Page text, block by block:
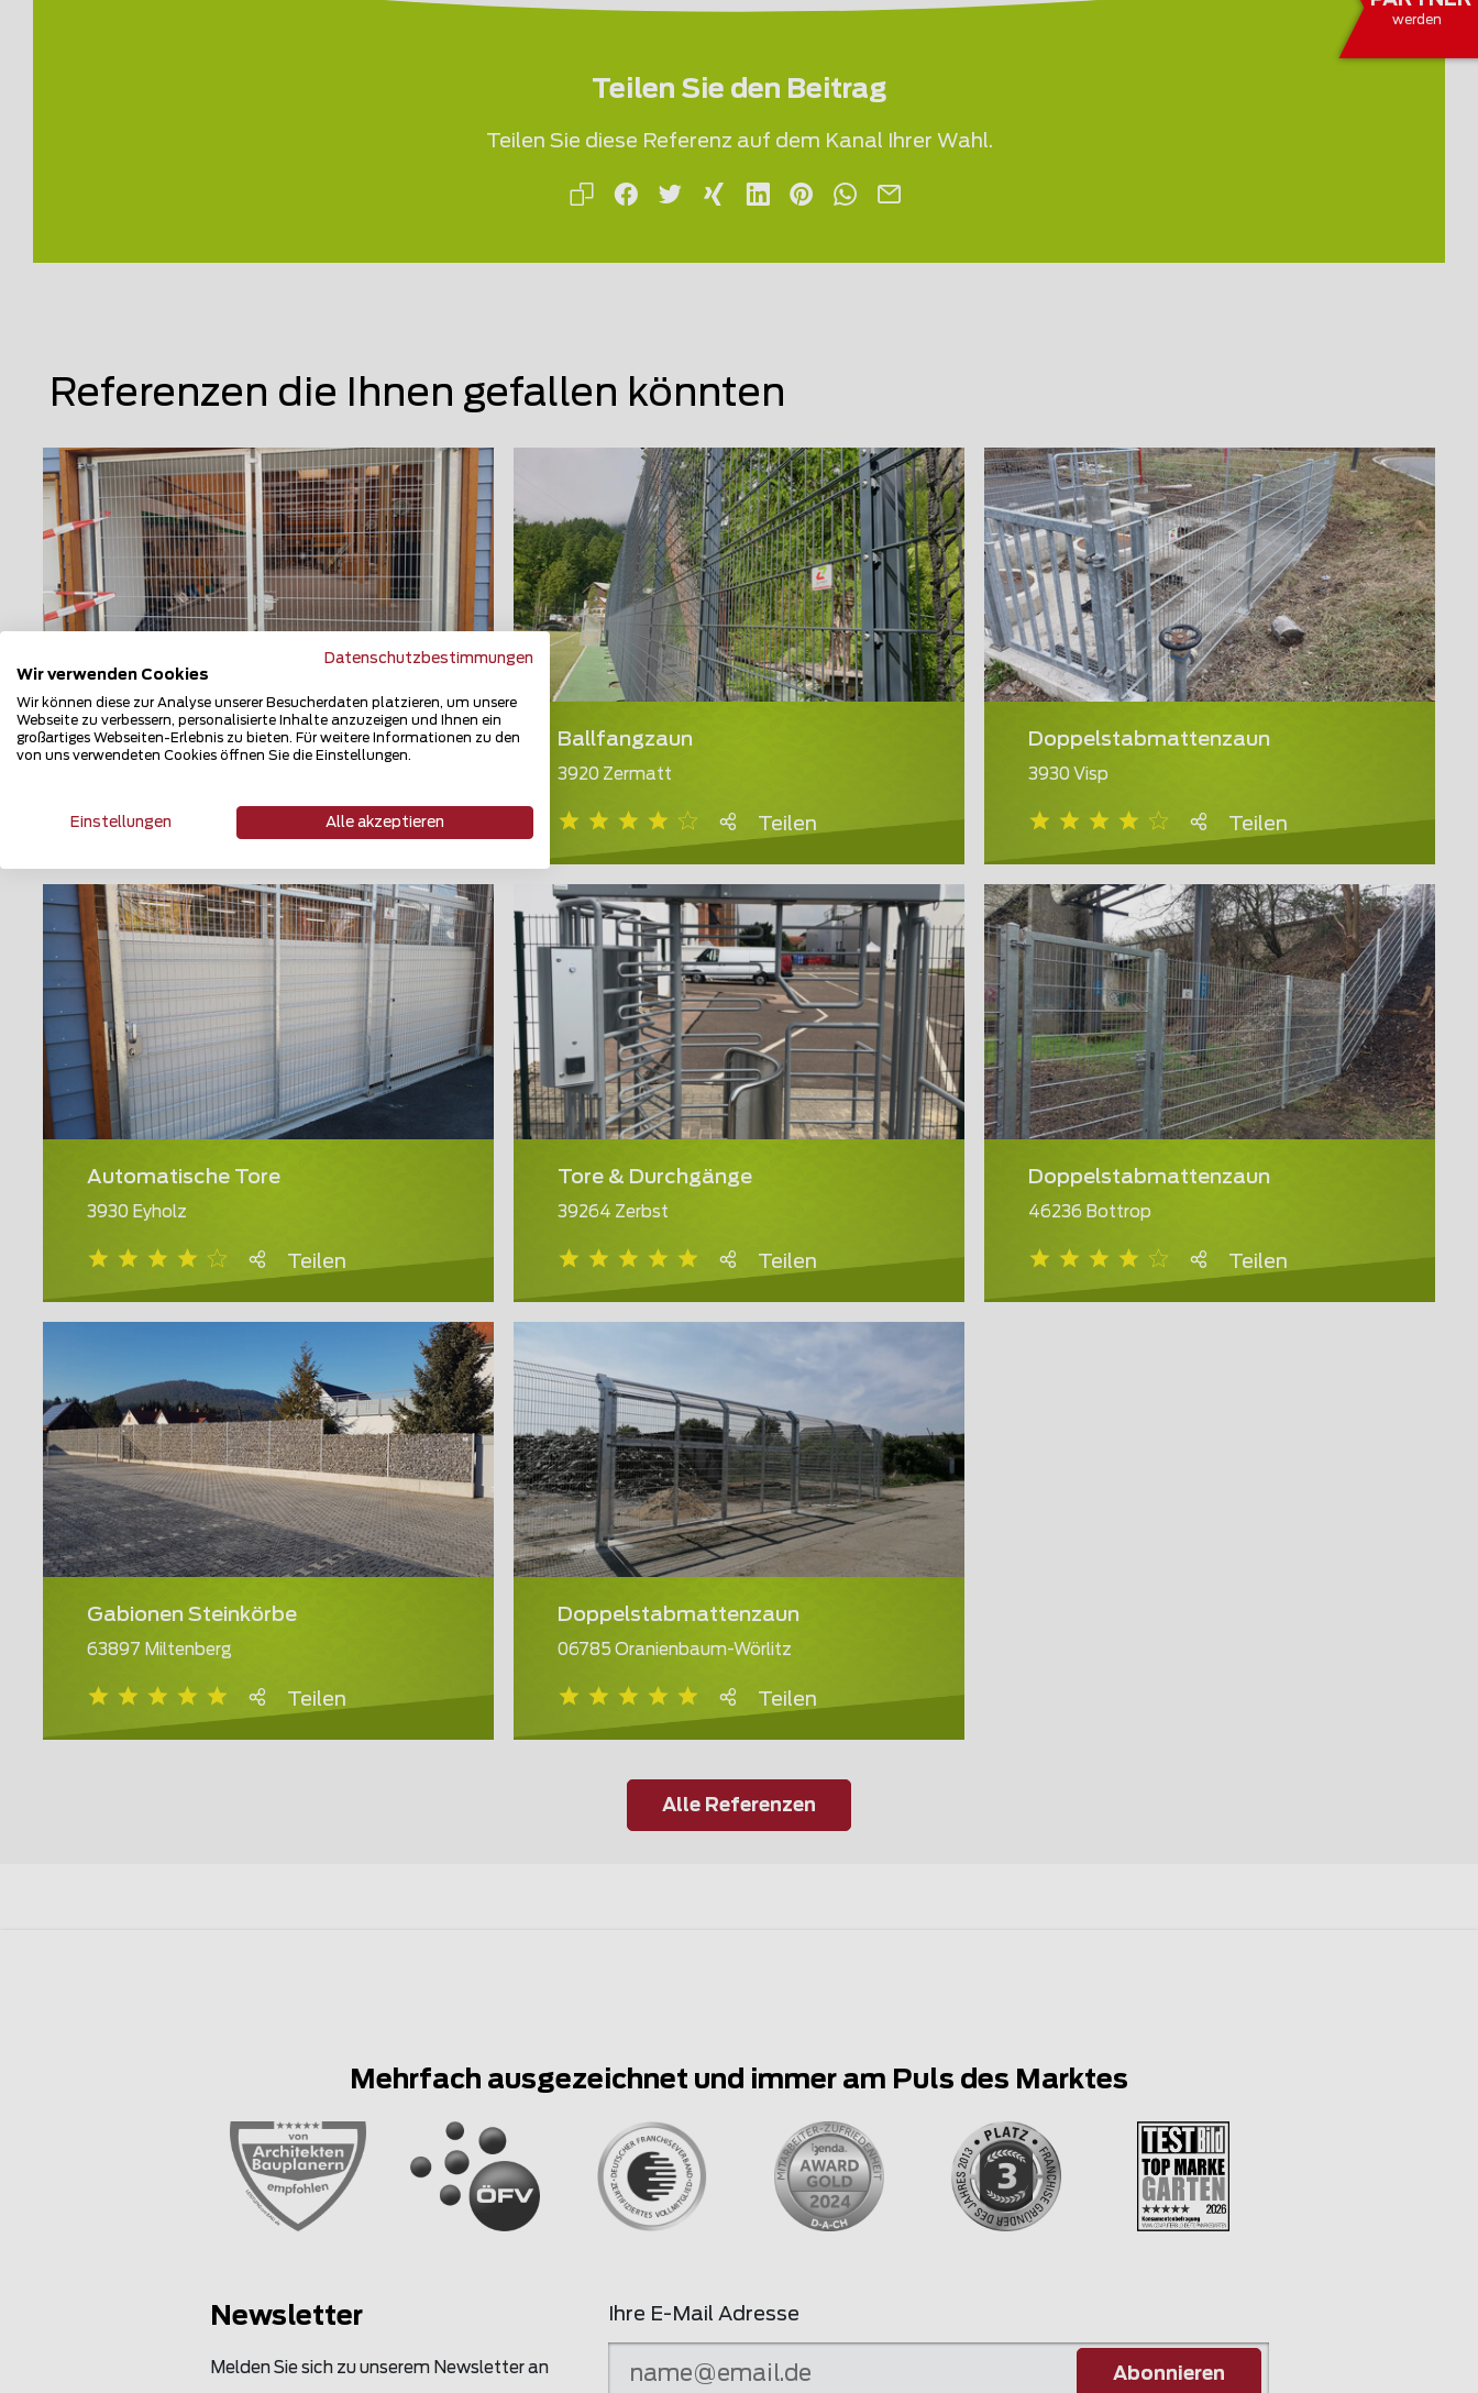
werden
Teilen Sie den Beitrag
Teilen Sie diese Referenz auf dem Kanal Ihrer Wahl.
Referenzen die Ihnen gefallen könnten
Tore & Durchgänge
Teilen
Ballfangzaun
3920 Zermatt
Teilen
Doppelstabmattenzaun
3930 Visp
Teilen
Automatische Tore
3930 Eyholz
Teilen
Tore & Durchgänge
39264 Zerbst
Teilen
Doppelstabmattenzaun
46236 Bottrop
Teilen
Gabionen Steinkörbe
63897 Miltenberg
Teilen
Doppelstabmattenzaun
06785 Oranienbaum-Wörlitz
Teilen
Alle Referenzen
Mehrfach ausgezeichnet und immer am Puls des Marktes
Newsletter
Melden Sie sich zu unserem Newsletter an
Ihre E-Mail Adresse
Abonnieren
Datenschutzbestimmungen
Wir verwenden Cookies
Wir können diese zur Analyse unserer Besucherdaten platzieren, um unsere
Webseite zu verbessern, personalisierte Inhalte anzuzeigen und Ihnen ein
großartiges Webseiten-Erlebnis zu bieten. Für weitere Informationen zu den
von uns verwendeten Cookies öffnen Sie die Einstellungen.
Einstellungen Alle akzeptieren